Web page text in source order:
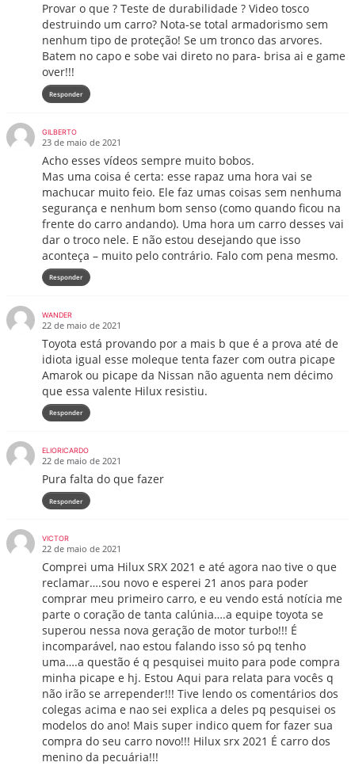
Provar o que ? Teste de durabilidade ? Video tosco
destruindo um carro? Nota-se total armadorismo sem
nenhum tipo de proteção! Se um tronco das arvores.
Batem no capo e sobe vai direto no para- brisa ai e game
over!!!
Responder
GILBERTO
23 de maio de 2021
Acho esses vídeos sempre muito bobos.
Mas uma coisa é certa: esse rapaz uma hora vai se
machucar muito feio. Ele faz umas coisas sem nenhuma
segurança e nenhum bom senso (como quando ficou na
frente do carro andando). Uma hora um carro desses vai
dar o troco nele. E não estou desejando que isso
aconteça – muito pelo contrário. Falo com pena mesmo.
Responder
WANDER
22 de maio de 2021
Toyota está provando por a mais b que é a prova até de
idiota igual esse moleque tenta fazer com outra picape
Amarok ou picape da Nissan não aguenta nem décimo
que essa valente Hilux resistiu.
Responder
ELIORICARDO
22 de maio de 2021
Pura falta do que fazer
Responder
VICTOR
22 de maio de 2021
Comprei uma Hilux SRX 2021 e até agora nao tive o que
reclamar….sou novo e esperei 21 anos para poder
comprar meu primeiro carro, e eu vendo está notícia me
parte o coração de tanta calúnia….a equipe toyota se
superou nessa nova geração de motor turbo!!! É
incomparável, nao estou falando isso só pq tenho
uma….a questão é q pesquisei muito para pode compra
minha picape e hj. Estou Aqui para relata para vocês q
não irão se arrepender!!! Tive lendo os comentários dos
colegas acima e nao sei explica a deles pq pesquisei os
modelos do ano! Mais super indico quem for fazer sua
compra do seu carro novo!!! Hilux srx 2021 É carro dos
menino da pecuária!!!